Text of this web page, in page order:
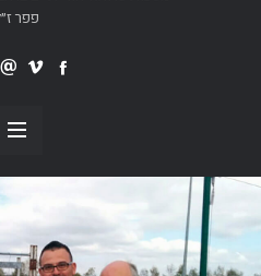
פפר